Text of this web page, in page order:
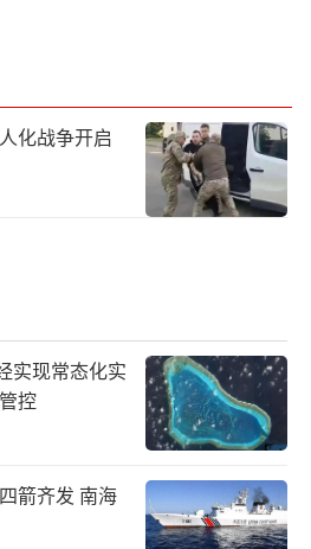
化战争开启
实现常态化实
控
箭齐发 南海